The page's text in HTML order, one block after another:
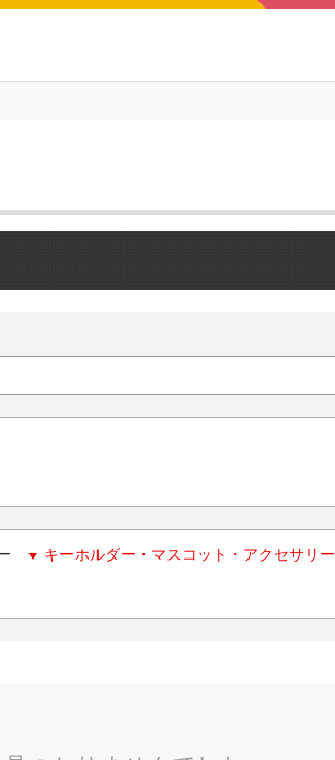
キーホルダー・マスコット・アクセサリー